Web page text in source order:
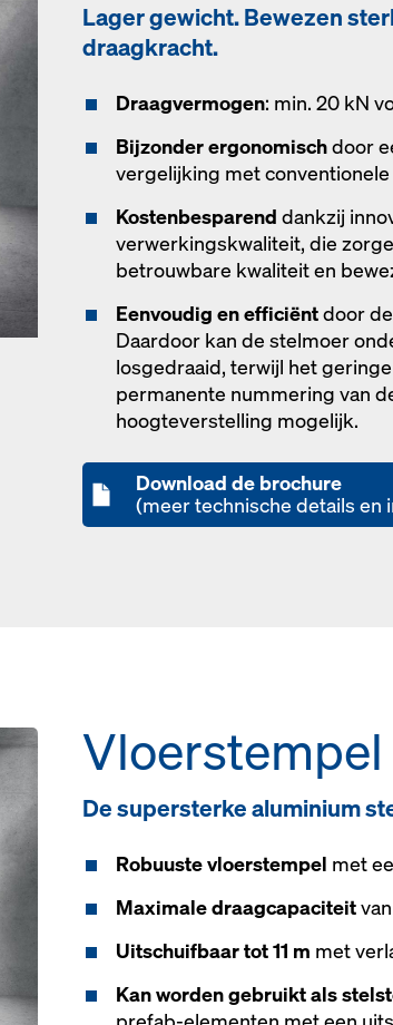
Lager gewicht. Bewezen
draagkracht.
Draagvermogen: min. 20 kN
Bijzonder ergonomischdoor
vergelijking met
Kostenbesparend dankzij
verwerkingskwaliteit, die
betrouwbare kwaliteit en
Eenvoudig en efficiëntdoor
Daardoor kan de stelmoer
losgedraaid, terwijl het
permanente nummering van
hoogteverstelling mogelijk.
Download de brochure
(meer technische details en
De supersterke aluminium
Robuuste vloerstempel met
Maximale draagcapaciteit
Uitschuifbaar tot 11 m met
Kan worden gebruikt als